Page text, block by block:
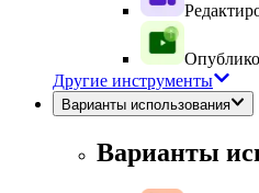
Другие инструменты
Варианты использования
Варианты